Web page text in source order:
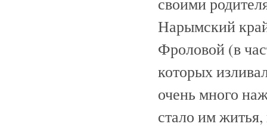
Нарымский
Фроловой (в
которых
очень много
стало им